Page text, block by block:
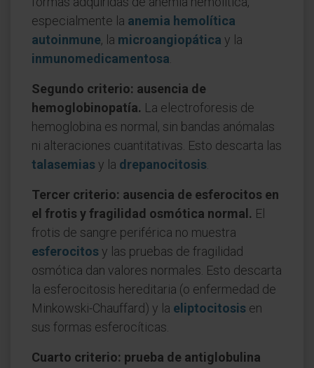
especialmente la anemia hemolítica
autoinmune, la microangiopática y la
inmunomedicamentosa
Segundo criterio: ausencia de
hemoglobinopatía. La electroforesis de
hemoglobina es normal, sin bandas anómalas
ni alteraciones cuantitativas. Esto descarta las
talasemiasy la drepanocitosis
Tercer criterio: ausencia de esferocitos en
el frotis y fragilidad osmótica normal. El
frotis de sangre periférica no muestra
esferocitosy las pruebas de fragilidad
osmótica dan valores normales. Esto descarta
la esferocitosis hereditaria (o enfermedad de
Minkowski-Chauffard) y la eliptocitosis en
sus formas esferocíticas.
Cuarto criterio: prueba de antiglobulina